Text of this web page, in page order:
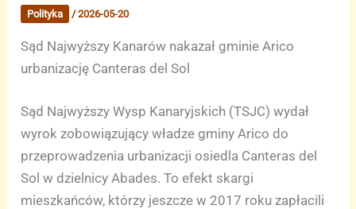
Polityka /2026-05-20
Sąd Najwyższy Kanarów nakazał gminie Arico
urbanizację Canteras del Sol
Sąd Najwyższy Wysp Kanaryjskich (TSJC) wydał
wyrok zobowiązujący władze gminy Arico do
przeprowadzenia urbanizacji osiedla Canteras del
Sol w dzielnicy Abades. To efekt skargi
mieszkańców, którzy jeszcze w 2017 roku zapłacili